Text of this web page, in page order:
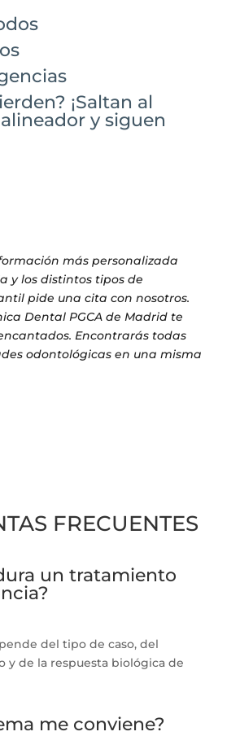
¡Saltan al
y siguen
más personalizada
y los distintos tipos de
pide una cita con nosotros.
Dental PGCA de Madrid te
Encontrarás todas
odontológicas en una misma
FRECUENTES
un tratamiento
del tipo de caso, del
y de la respuesta biológica de
me conviene?